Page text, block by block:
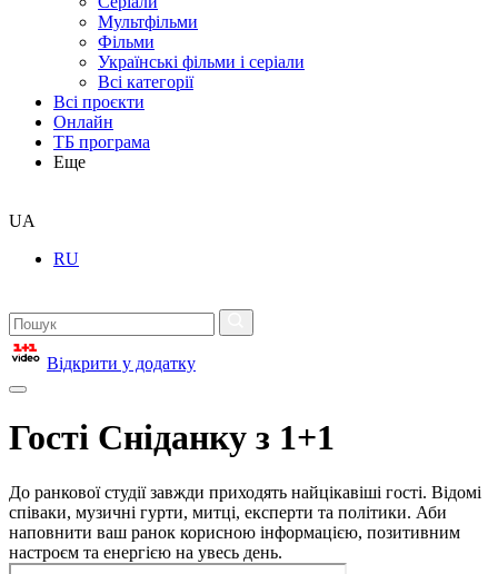
Мультфільми
Фільми
Українські фільми і серіали
Всі категорії
Всі проєкти
Онлайн
ТБ програма
Еще
UA
RU
Відкрити у додатку
Гості Сніданку з 1+1
До ранкової студії завжди приходять найцікавіші гості. Відомі
співаки, музичні гурти, митці, експерти та політики. Аби
наповнити ваш ранок корисною інформацією, позитивним
настроєм та енергією на увесь день.